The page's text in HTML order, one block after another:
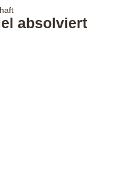
absolviert